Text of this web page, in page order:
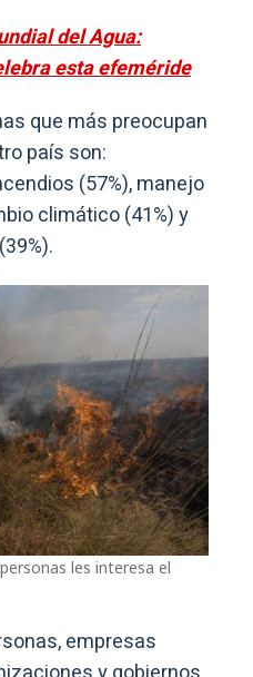
del Agua:
esta efeméride
que más preocupan
país son:
(57%), manejo
climático (41%) y
les interesa el
empresas